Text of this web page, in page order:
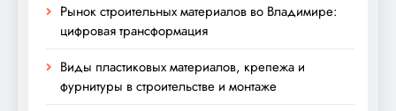
Рынок строительных материалов во Владимире:
цифровая трансформация
Виды пластиковых материалов, крепежа и
фурнитуры в строительстве и монтаже